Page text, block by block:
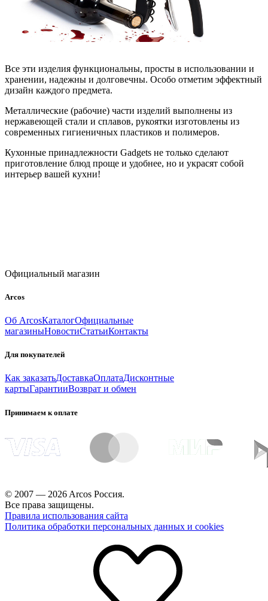
Все эти изделия функциональны, просты в использовании и
хранении, надежны и долговечны. Особо отметим эффектный
дизайн каждого предмета.
Металлические (рабочие) части изделий выполнены из
нержавеющей стали и сплавов, рукоятки изготовлены из
современных гигиеничных пластиков и полимеров.
Кухонные принадлежности Gadgets не только сделают
приготовление блюд проще и удобнее, но и украсят собой
интерьер вашей кухни!
Официальный магазин
Arcos
Об ArcosКаталогОфициальные
магазиныНовостиСтатьиКонтакты
Для покупателей
Как заказатьДоставкаОплатаДисконтные
картыГарантииВозврат и обмен
Принимаем к оплате
© 2007 — 2026 Arcos Россия.
Все права защищены.
Правила использования сайта
Политика обработки персональных данных и cookies